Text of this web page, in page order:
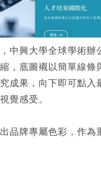
中興大學全球學術
，底圖襯以簡單線
成果，向下即可點
覺感受。
品牌專屬色彩，作為